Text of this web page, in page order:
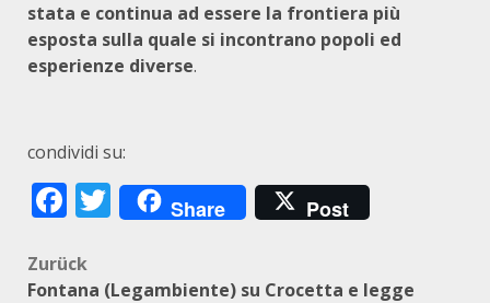
stata e continua ad essere la frontiera più
esposta sulla quale si incontrano popoli ed
esperienze diverse.
condividi su:
Facebook
Twitter
Share Post
Beitragsnavigation
Zurück
Fontana (Legambiente) su Crocetta e legge